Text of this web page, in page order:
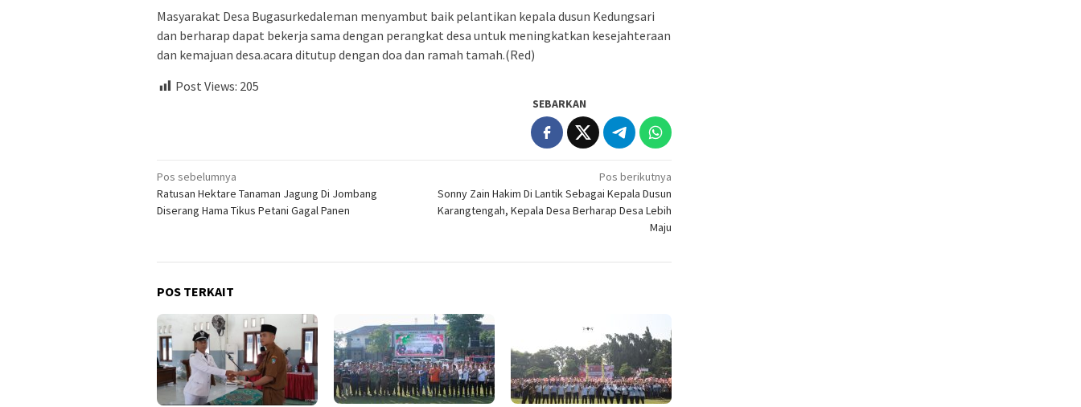
Masyarakat Desa Bugasurkedaleman menyambut baik pelantikan kepala dusun Kedungsari
dan berharap dapat bekerja sama dengan perangkat desa untuk meningkatkan kesejahteraan
dan kemajuan desa.acara ditutup dengan doa dan ramah tamah.(Red)
Post Views: 205
SEBARKAN
Navigasi
pos
Pos sebelumnya
Ratusan Hektare Tanaman Jagung Di Jombang
Diserang Hama Tikus Petani Gagal Panen
Pos berikutnya
Sonny Zain Hakim Di Lantik Sebagai Kepala Dusun
Karangtengah, Kepala Desa Berharap Desa Lebih
Maju
POS TERKAIT